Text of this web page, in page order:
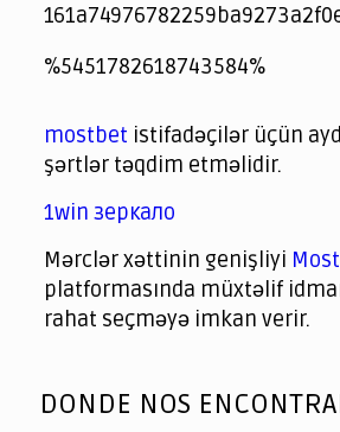
jeetcity
1xbet
jeet city casino
%5451782618743584%
spintiger
Avabet
Spinrise
Crown Green
Crowngreen casino login
슈가 러쉬1000 슬롯
crazy time casino online
1xcasinozambia.com
codingworldnews.com
parimatch.kr
winorio
winorio casino
winorio
mostbet istifadəçilər üçün
şərtlər təqdim etməlidir.
1win зеркало
Mərclər xəttinin genişliyi
platformasında müxtəlif
rahat seçməyə imkan verir.
of
DONDE NOS